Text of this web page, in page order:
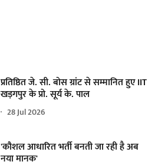
प्रतिष्ठित जे. सी. बोस ग्रांट से सम्मानित हुए IIT
खड़गपुर के प्रो. सूर्य के. पाल
28 Jul 2026
'कौशल आधारित भर्ती बनती जा रही है अब
नया मानक'